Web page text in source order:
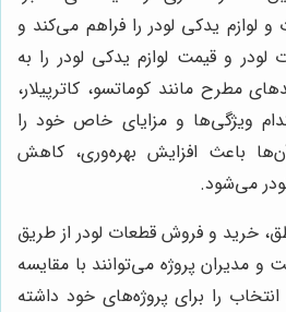
لوازم یدکی لودر را فراهم می‌کند و
و قیمت لوازم یدکی لودر را به
مطرح مانند کوماتسو، کاترپیلار،
ویژگی‌ها و مزایای خاص خود را
باعث افزایش بهره‌وری، کاهش
می‌شود.
خرید و فروش قطعات لودر از طریق
و مدیران پروژه می‌توانند با مقایسه
را برای پروژه‌های خود داشته